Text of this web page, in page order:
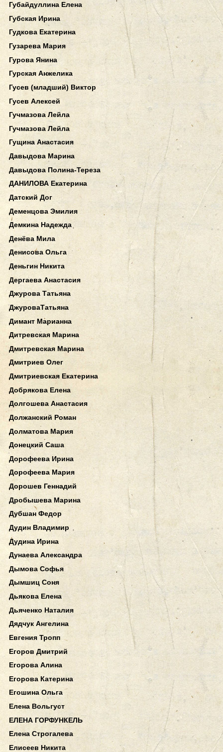
Губайдуллина Елена
Губская Ирина
Гудкова Екатерина
Гузарева Мария
Гурова Янина
Гурская Анжелика
Гусев (младший) Виктор
Гусев Алексей
Гучмазова Лейла
Гучмазова Лейла
Гущина Анастасия
Давыдова Марина
Давыдова Полина-Тереза
ДАНИЛОВА Екатерина
Датский Дог
Деменцова Эмилия
Демкина Надежда
Денёва Мила
Денисова Ольга
Деньгин Никита
Дергаева Анастасия
Джурова Татьяна
ДжуроваТатьяна
Димант Марианна
Дитревская Марина
Дмитревская Марина
Дмитриев Олег
Дмитриевская Екатерина
Добрякова Елена
Долгошева Анастасия
Должанский Роман
Долматова Мария
Донецкий Саша
Дорофеева Ирина
Дорофеева Мария
Дорошев Геннадий
Дробышева Марина
Дубшан Федор
Дудин Владимир
Дудина Ирина
Дунаева Александра
Дымова Софья
Дымшиц Соня
Дьякова Елена
Дьяченко Наталия
Дядчук Ангелина
Евгения Тропп
Егоров Дмитрий
Егорова Алина
Егорова Катерина
Егошина Ольга
Елена Вольгуст
ЕЛЕНА ГОРФУНКЕЛЬ
Елена Строгалева
Елисеев Никита